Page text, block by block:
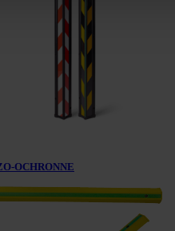
OCHRONNE